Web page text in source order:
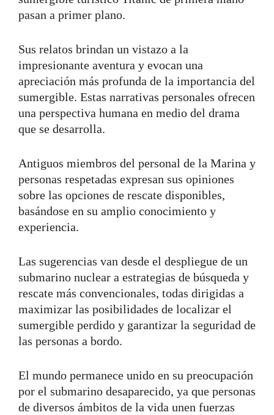
pasan a primer plano.
Sus relatos brindan un vistazo a la
impresionante aventura y evocan una
apreciación más profunda de la importancia del
sumergible. Estas narrativas personales ofrecen
una perspectiva humana en medio del drama
que se desarrolla.
Antiguos miembros del personal de la Marina y
personas respetadas expresan sus opiniones
sobre las opciones de rescate disponibles,
basándose en su amplio conocimiento y
experiencia.
Las sugerencias van desde el despliegue de un
submarino nuclear a estrategias de búsqueda y
rescate más convencionales, todas dirigidas a
maximizar las posibilidades de localizar el
sumergible perdido y garantizar la seguridad de
las personas a bordo.
El mundo permanece unido en su preocupación
por el submarino desaparecido, ya que personas
de diversos ámbitos de la vida unen fuerzas